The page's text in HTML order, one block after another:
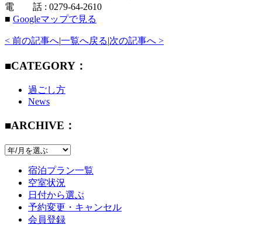
電 話 : 0279-64-2610
■ Googleマップで見る
< 前の記事へ|一覧へ戻る|次の記事へ >
■CATEGORY：
過ごし方
News
■ARCHIVE：
宿泊プラン一覧
空室状況
日付から選ぶ
予約変更・キャンセル
会員登録